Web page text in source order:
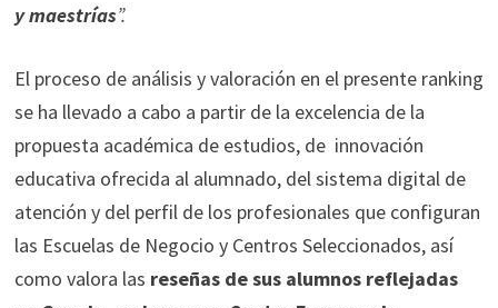
y maestrías”.
El proceso de análisis y valoración en el presente ranking
se ha llevado a cabo a partir de la excelencia de la
propuesta académica de estudios, de innovación
educativa ofrecida al alumnado, del sistema digital de
atención y del perfil de los profesionales que configuran
las Escuelas de Negocio y Centros Seleccionados, así
como valora las reseñas de sus alumnos reflejadas